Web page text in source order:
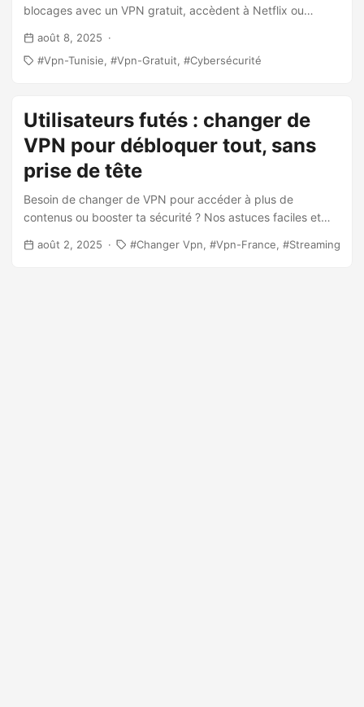
blocages avec un VPN gratuit, accèdent à Netflix ou
août 8, 2025
Vpn-Tunisie
Vpn-Gratuit Cybersécurité
Utilisateurs futés : changer de
VPN pour débloquer tout, sans
prise de tête
Besoin de changer de VPN pour accéder à plus de
contenus ou booster ta sécurité ? Nos astuces faciles et
août 2, 2025 Changer Vpn Vpn-France Streaming